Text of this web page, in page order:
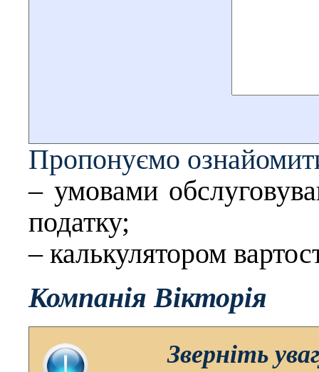
Пропонуємо
– умовами
податку;
– калькулятором
Компанія Вікторія
Зверніть